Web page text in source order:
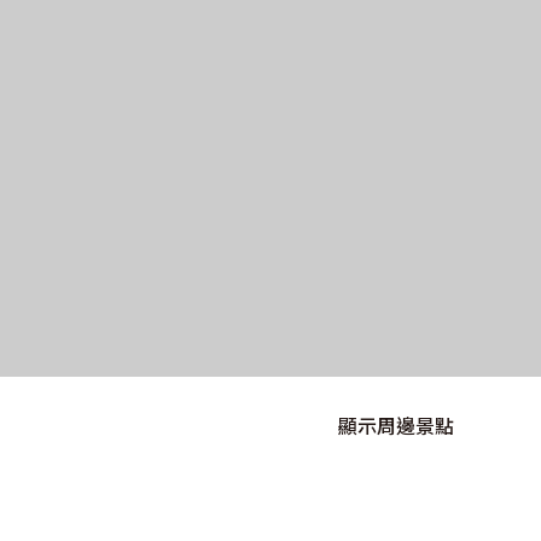
顯示周邊景點